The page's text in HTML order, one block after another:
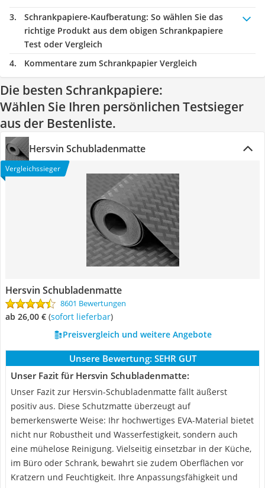
Schrankpapiere-Kaufberatung: So wählen Sie das
richtige Produkt aus dem obigen Schrankpapiere
Test oder Vergleich
Kommentare zum Schrankpapier Vergleich
Die besten Schrankpapiere:
Wählen Sie Ihren persönlichen Testsieger
aus der Bestenliste.
Hersvin Schubladenmatte
Vergleichssieger
Hersvin Schubladenmatte
8601 Bewertungen
ab 26,00 € ( Sofort lieferbar)
Preisvergleich und weitere Angebote
Unsere Bewertung: SEHR GUT
Unser Fazit für Hersvin Schubladenmatte:
Unser Fazit zur Hersvin-Schubladenmatte fällt äußerst
positiv aus. Diese Schutzmatte überzeugt auf
bemerkenswerte Weise: Ihr hochwertiges EVA-Material bietet
nicht nur Robustheit und Wasserfestigkeit, sondern auch
eine mühelose Reinigung. Vielseitig einsetzbar in der Küche,
im Büro oder Schrank, bewahrt sie zudem Oberflächen vor
Kratzern und Feuchtigkeit. Ihre Anpassungsfähigkeit und